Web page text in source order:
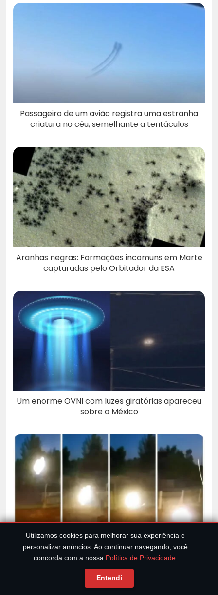
Passageiro de um avião registra uma estranha
criatura no céu, semelhante a tentáculos
Aranhas negras: Formações incomuns em Marte
capturadas pelo Orbitador da ESA
Um enorme OVNI com luzes giratórias apareceu
sobre o México
Misteriosa bola brilhante aterroriza moradores da
Mongólia Interior: UAP ou raio globular?
Utilizamos cookies para melhorar sua experiência e
personalizar anúncios. Ao continuar navegando, você
concorda com a nossa Política de Privacidade.
Entendi